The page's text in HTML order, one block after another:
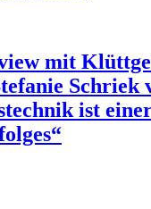
mit
Schriek
ist